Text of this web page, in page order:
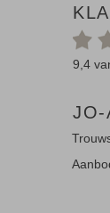
9,4
JO-